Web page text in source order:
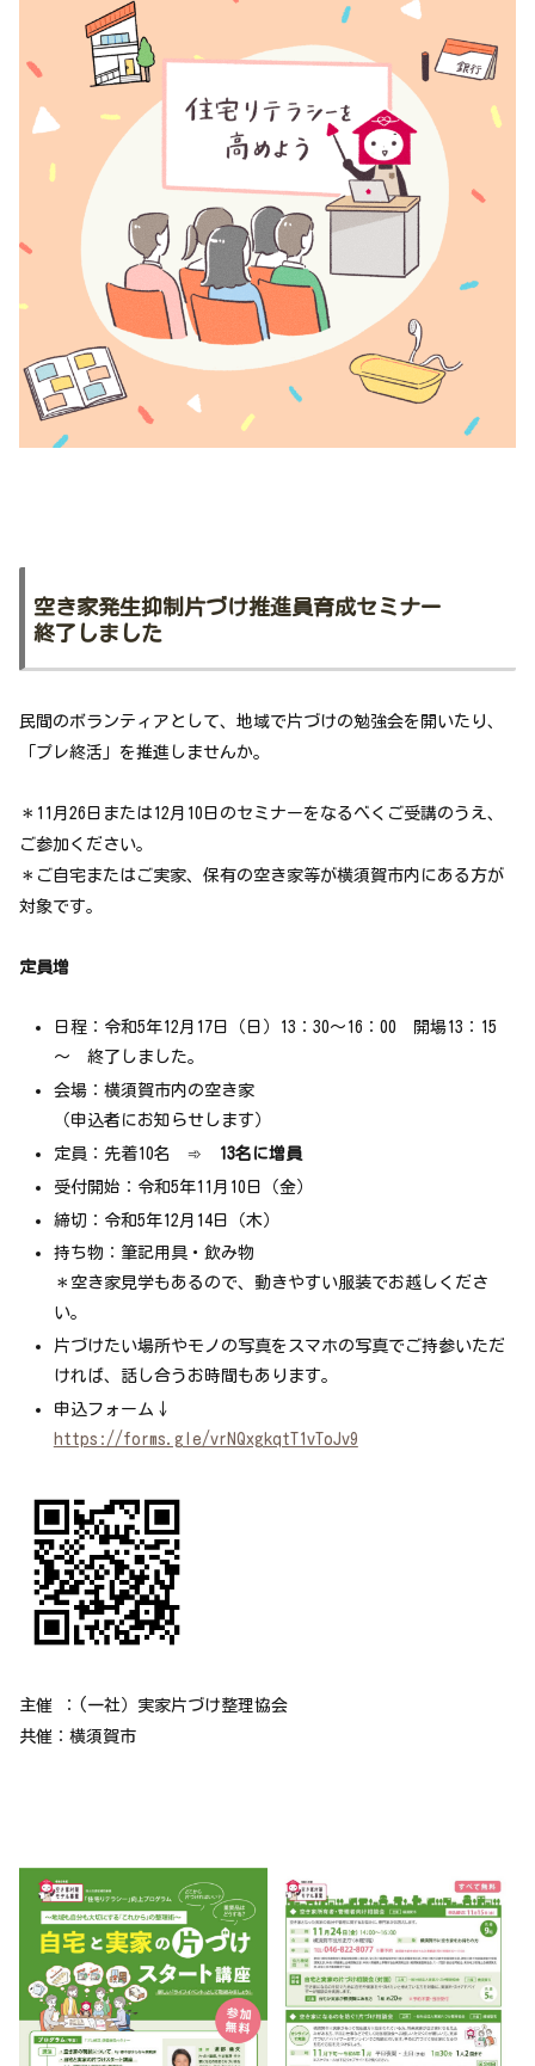
空き家発生抑制片づけ推進員育成セミナー
終了しました
民間のボランティアとして、地域で片づけの勉強会を開いたり、
「プレ終活」を推進しませんか。
＊11月26日または12月10日のセミナーをなるべくご受講のうえ、
ご参加ください。
＊ご自宅またはご実家、保有の空き家等が横須賀市内にある方が
対象です。
定員増
日程：令和5年12月17日（日）13：30～16：00 開場13：15
～ 終了しました。
会場：横須賀市内の空き家
（申込者にお知らせします）
定員：先着10名 ➾
13名に増員
受付開始：令和5年11月10日（金）
締切：令和5年12月14日（木）
持ち物：筆記用具・飲み物
＊空き家見学もあるので、動きやすい服装でお越しくださ
い。
片づけたい場所やモノの写真をスマホの写真でご持参いただ
ければ、話し合うお時間もあります。
申込フォーム↓
https://forms.gle/vrNQxgkqtT1vToJv9
主催 ：(一社）実家片づけ整理協会
共催：横須賀市